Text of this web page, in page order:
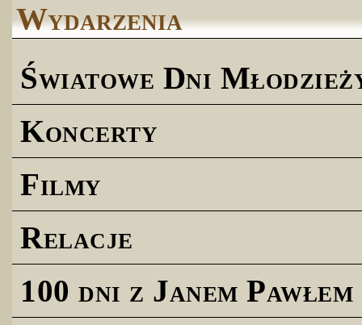
Wydarzenia
Światowe Dni
Koncerty
Filmy
Relacje
100 dni z Janem